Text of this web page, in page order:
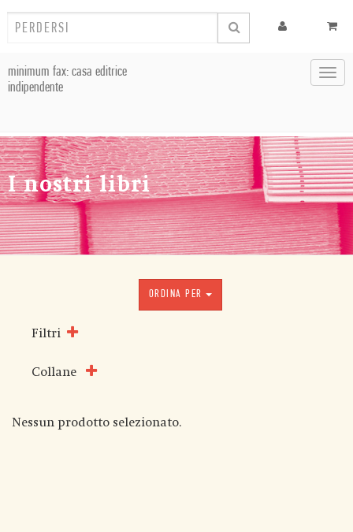
minimum fax: casa editrice
indipendente
I nostri libri
ORDINA PER
Filtri
Collane
Nessun prodotto selezionato.